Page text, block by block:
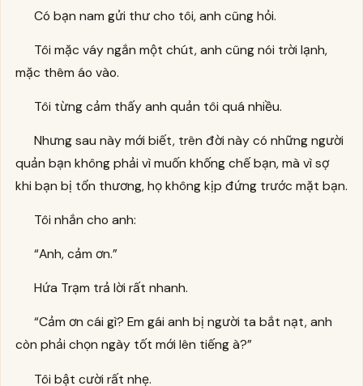
Có bạn nam gửi thư cho tôi, anh cũng hỏi.
Tôi mặc váy ngắn một chút, anh cũng nói trời lạnh,
mặc thêm áo vào.
Tôi từng cảm thấy anh quản tôi quá nhiều.
Nhưng sau này mới biết, trên đời này có những người
quản bạn không phải vì muốn khống chế bạn, mà vì sợ
khi bạn bị tổn thương, họ không kịp đứng trước mặt bạn.
Tôi nhắn cho anh:
“Anh, cảm ơn.”
Hứa Trạm trả lời rất nhanh.
“Cảm ơn cái gì? Em gái anh bị người ta bắt nạt, anh
còn phải chọn ngày tốt mới lên tiếng à?”
Tôi bật cười rất nhẹ.